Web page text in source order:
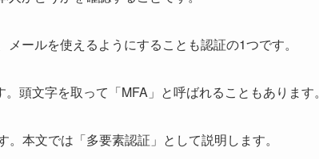
ールを使えるようにすることも認証の1つです。
頭文字を取って「MFA」と呼ばれることもあります。
本文では「多要素認証」として説明します。